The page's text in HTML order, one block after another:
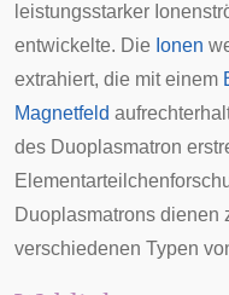
leistungsstarker
entwickelte. Die Ionen
extrahiert, die mit einem
Magnetfeld
des Duoplasmatron
Duoplasmatrons dienen
verschiedenen Typen